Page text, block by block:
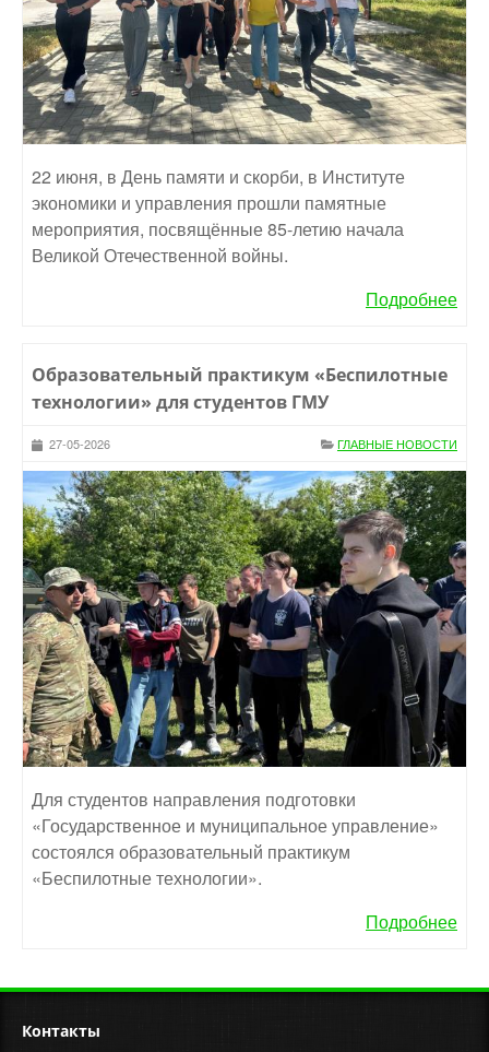
22 июня, в День памяти и скорби, в Институте
экономики и управления прошли памятные
мероприятия, посвящённые 85-летию начала
Великой Отечественной войны.
Подробнее
Образовательный практикум «Беспилотные
технологии» для студентов ГМУ
27-05-2026 ГЛАВНЫЕ НОВОСТИ
Для студентов направления подготовки
«Государственное и муниципальное управление»
состоялся образовательный практикум
«Беспилотные технологии».
Подробнее
Контакты